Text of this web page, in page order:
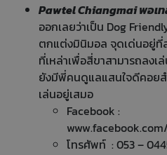
Pawtel Chiangmai พอเท
ออกเลยว่าเป็น Dog
ตกแต่งมินิมอล จุดเด่นอยู่ที่
ที่เหล่าเพื่อสี่ขาสามารถลงเ
ยังมีพี่คนดูแลแสนใจดีคอย
เล่นอยู่เสมอ
Facebook :
โทรศัพท์ : 053 –